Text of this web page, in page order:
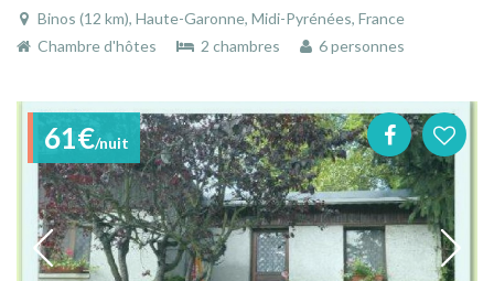
Binos (12 km), Haute-Garonne, Midi-Pyrénées, France
Chambre d'hôtes
2 chambres 6 personnes
61€/nuit